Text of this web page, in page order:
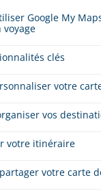
Google My
clés
votre
vos
votre itinéraire
votre carte